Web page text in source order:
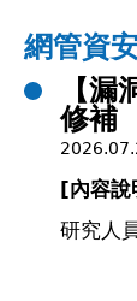
在
這
網管資
【
修補
[內容
研究人